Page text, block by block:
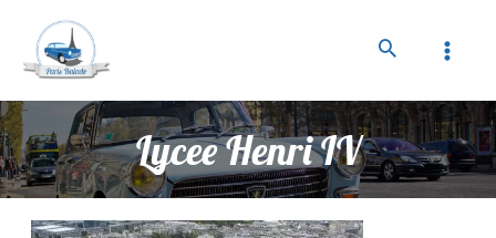
Lycee Henri IV